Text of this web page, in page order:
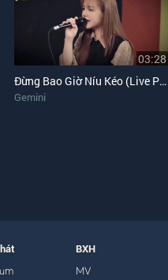
03:28
Đừng Bao Giờ Níu Kéo (Live Piano)
Gemini
BXH
MV